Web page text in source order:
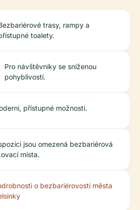
trasy, rampy a
toalety.
Pro návštěvníky se sníženou
pohyblivostí.
přístupné možnosti.
jsou omezená bezbariérová
místa.
o bezbariérovosti města